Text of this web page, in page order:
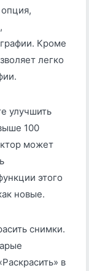
Кроме
легко
улучшить
100
может
этого
новые.
снимки.
в